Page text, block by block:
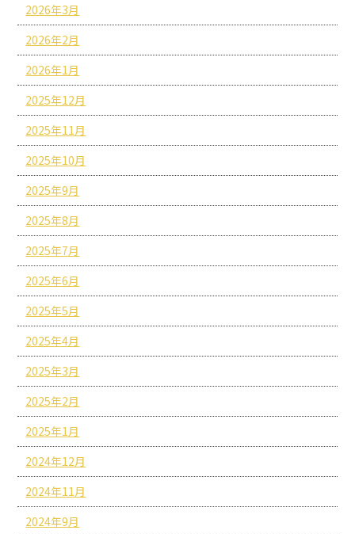
2026年3月
2026年2月
2026年1月
2025年12月
2025年11月
2025年10月
2025年9月
2025年8月
2025年7月
2025年6月
2025年5月
2025年4月
2025年3月
2025年2月
2025年1月
2024年12月
2024年11月
2024年9月